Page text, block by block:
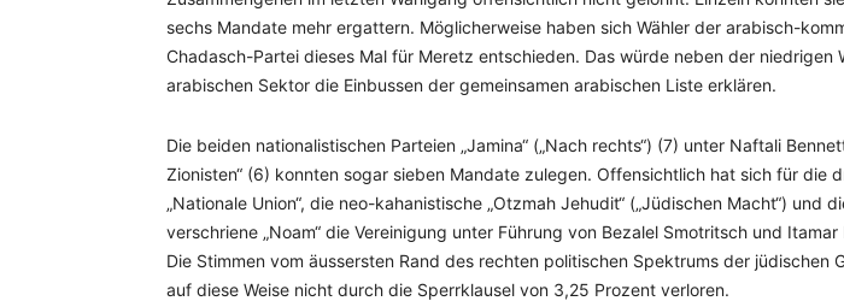
sechs Mandate mehr ergattern. Möglicherweise haben sich Wähler der arabisch-
Chadasch-Partei dieses Mal für Meretz entschieden. Das würde neben der niedrigen
arabischen Sektor die Einbussen der gemeinsamen arabischen Liste erklären.
Die beiden nationalistischen Parteien „Jamina“ („Nach rechts“) (7) unter Naftali
Zionisten“ (6) konnten sogar sieben Mandate zulegen. Offensichtlich hat sich für die
„Nationale Union“, die neo-kahanistische „Otzmah Jehudit“ („Jüdischen Macht“) und
verschriene „Noam“ die Vereinigung unter Führung von Bezalel Smotritsch und
Die Stimmen vom äussersten Rand des rechten politischen Spektrums der jüdischen
auf diese Weise nicht durch die Sperrklausel von 3,25 Prozent verloren.